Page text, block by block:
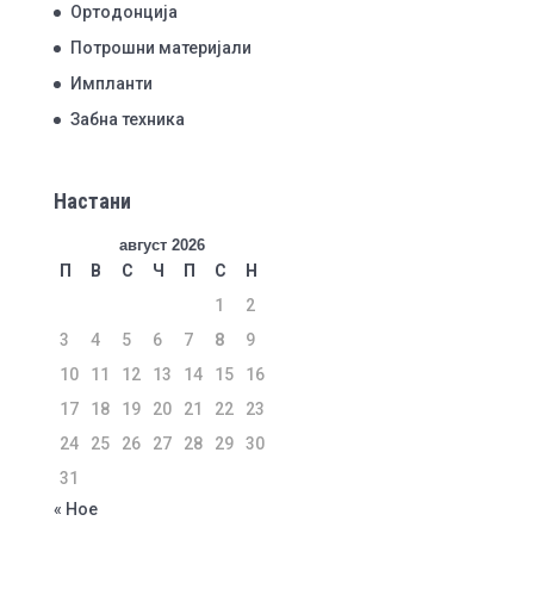
Ортодонција
Потрошни материјали
Импланти
Забна техника
Настани
август 2026
П В С Ч П С
Н
1
2
3
4 5 6 7 8
9
10
11 12 13 14 15
16
17
18 19 20 21 22
23
24
25 26 27 28 29
30
31
« Ное